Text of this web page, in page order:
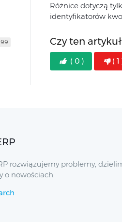
Różnice dotyczą
identyfikatorów
Czy ten
( 0 ) ( 1
rozwiązujemy problemy,
o nowościach.